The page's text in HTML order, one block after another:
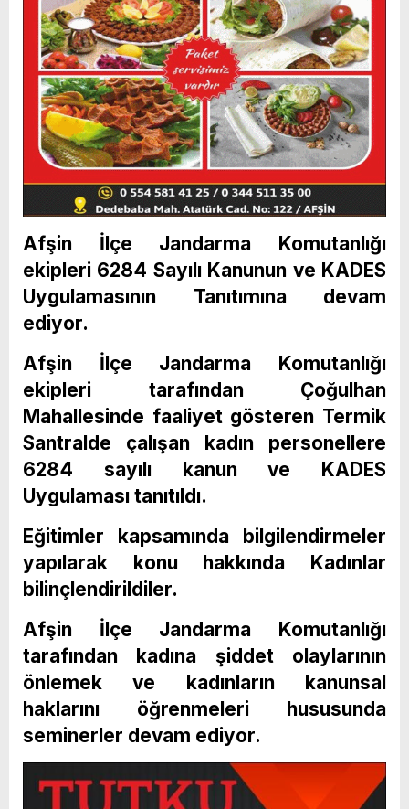
Afşin İlçe Jandarma Komutanlığı
ekipleri 6284 Sayılı Kanunun ve KADES
Uygulamasının Tanıtımına devam
ediyor.
Afşin İlçe Jandarma Komutanlığı
ekipleri tarafından Çoğulhan
Mahallesinde faaliyet gösteren Termik
Santralde çalışan kadın personellere
6284 sayılı kanun ve KADES
Uygulaması tanıtıldı.
Eğitimler kapsamında bilgilendirmeler
yapılarak konu hakkında Kadınlar
bilinçlendirildiler.
Afşin İlçe Jandarma Komutanlığı
tarafından kadına şiddet olaylarının
önlemek ve kadınların kanunsal
haklarını öğrenmeleri hususunda
seminerler devam ediyor.